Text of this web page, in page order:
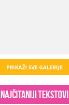
PRIKAŽI SVE GALERIJE
Najčitaniji tekstovi